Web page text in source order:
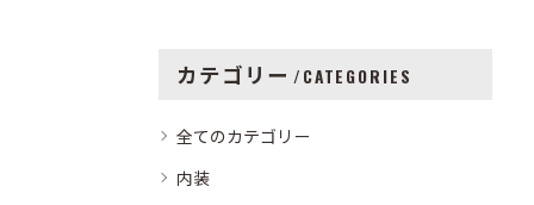
カテゴリー CATEGORIES
全てのカテゴリー
内装